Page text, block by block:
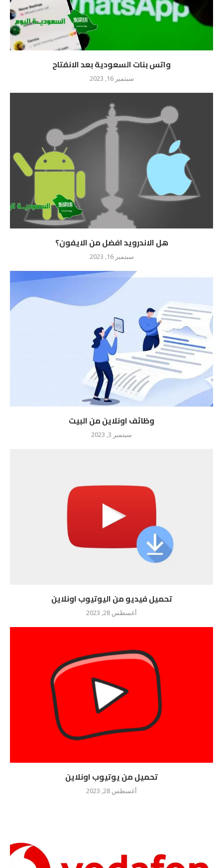
واتس بنات السعودية بعد الانفتاح
سبتمبر 16, 2023
هل الاندرويد افضل من الايفون؟
سبتمبر 16, 2023
وظائف اونلاين من البيت
سبتمبر 3, 2023
تحميل فيديو من اليوتيوب اونلاين
أغسطس 28, 2023
تحميل من يوتيوب اونلاين
أغسطس 28, 2023